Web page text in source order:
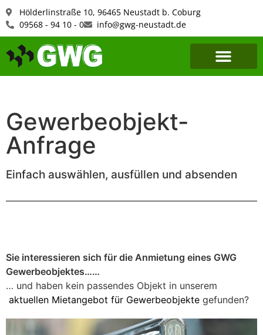
Hölderlinstraße 10, 96465 Neustadt b. Coburg
09568 - 94 10 - 0
info@gwg-neustadt.de
Gewerbeobjekt-
Anfrage
Einfach auswählen, ausfüllen und absenden
Sie interessieren sich für die Anmietung eines GWG
Gewerbeobjektes……
… und haben kein passendes Objekt in unserem
aktuellen Mietangebot für Gewerbeobjekte gefunden?